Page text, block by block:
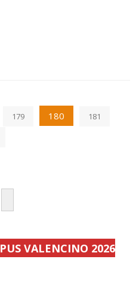
179 180 181
VALENCINO 2026